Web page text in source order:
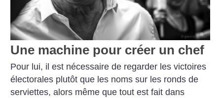
Une machine pour créer un chef
Pour lui, il est nécessaire de regarder les victoires
électorales plutôt que les noms sur les ronds de
serviettes, alors même que tout est fait dans